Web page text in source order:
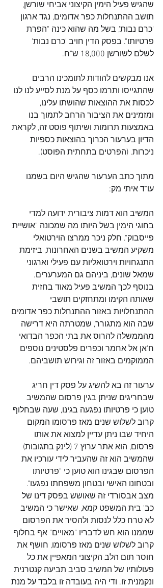
שהגיש פעיל הימין הקיצוני אביחי שורשן,
תושב ההתנחלות כפר אדומים, נגד ארגון
'כרם נבות', בשל מה שהוא כינה "הפרת
פרטיותו". בפסק הדין חויב 'כרם נבות'
לשלם לשורשן 18,000 ש"ח.
אנו מבקשים להודות לתומכינו הרבים
שהתגייסו ותרמו כסף על מנת לסייע לנו לנו
לכסות את ההוצאות שהושתו עלינו,
ומזמינים את הציבור הרחב לתמוך בנו
באמצעות תרומות ושיתוף פוסט זה, לקראת
הדיון בערעור הכרוך בהוצאות כספיות
ניכרות. (הפרטים בתחתית הפוסט).
מתוך כתב הערעור שהגיש היום בשמנו
עו"ד איתי מק:
המשיב הוא דמות ציבורית ידועה למדי
בחוגי הימין בשל היותו מה שמכונה "אושיית
פייסבוק". חלק ניכר ממרצו הוירטואלי
משקיע המשיב בשנים האחרונות, ביזימת
התנגחויות וירטואליות עם פעילי וארגוני
שמאל שונים, ביניהם גם המערערים.
בנוסף לכך המשיב פעיל מאוד בחזית
שאותה הקימו ומתחזקים תושבי
ההתנחלויות באזור ההתנחלות כפר אדומים
שבה הוא מתגורר, שמטרתה היא דרישה
מהממשלה להרוס את בתי הכפר הבדואי
ח'אן אל אחמר וכפרים פלסטינים נוספים
הממוקמים באזור זה וגירוש תושביהם.
ערעור זה בא להשיג על פסק דין חריג
שבחריגים שניתן בגין פרסום שהמשיב
טוען כי פרטיותו נפגעה בגינו, שעה שבחלוף
קרוב לשלוש שנים מאז פרסומו המקום
היחיד שבו ניתן עדיין למצוא את אותו
פרסום, הוא אתר ערוץ 7 (לינק בתגובות)
שהמשיב הוא זה שהעביר לידי עורכיו את
הפרסום שבגינו הוא טוען כי "פרטיותו
ובטחונו האישי ובטחון משפחתו נפגעו".
מצב אבסורדי זה שאושש בפסק דינו של
כב' בית המשפט קמא, שאישר כי המשיב
לא טרח כלל לנסות ולהסיר את הפרסום
שממנו הוא חש לדבריו "מאויים" אף בחלוף
קרוב לשלוש שנים מאז פרסומו, חושף את
חוסר תום הלב הקיצוני המאפיין את כל
פעולותיו של המשיב סביב תביעה קנטרנית
ונקמנית זו. ודי היה בעובדה זו בלבד על מנת